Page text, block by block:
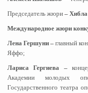
Председатель жюри –
Международное жюри
Лена Гершуни – главный
Яффо;
Лариса Гергиева –
Академии молодых
Государственного театра